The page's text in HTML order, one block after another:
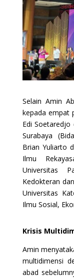
Selain Amin
kepada empat
Edi Soetaredjo
Surabaya
Brian Yuliarto
Ilmu
Universitas
Kedokteran
Universitas
Ilmu Sosial,
Krisis
Amin
multidimensi
abad